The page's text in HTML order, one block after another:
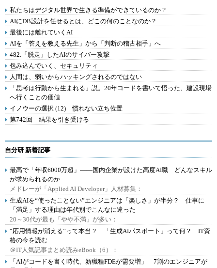
私たちはデジタル世界で生きる準備ができているのか？
AIにDB設計を任せるとは、どこの何のことなのか？
最後には離れていくAI
AIを「答えを教える先生」から「判断の稽古相手」へ
482.「脱走」したAIのサイバー攻撃
包み込んでいく、セキュリティ
人間は、弱いからハッキングされるのではない
「思考は行動から生まれる」説。20年コードを書いて悟った、建設現場
へ行くことの価値
イノウーの選択 (12) 慣れない立ち位置
第742回 結果を引き受ける
自分研 新着記事
最高で「年収6000万超」――国内企業が設けた高度AI職 どんなスキル
が求められるのか
メドレーが「Applied AI Developer」人材募集：
生成AIを“使ったことない”エンジニアは「楽しさ」が半分？ 仕事に
「満足」する理由は年代別でこんなに違った
20～30代が最も「やや不満」が多い：
“応用情報が消える”って本当？ 「生成AIパスポート」って何？ IT資
格の今を読む
＠IT人気記事まとめ読みeBook（6）：
「AIがコードを書く時代、新職種FDEが需要増」 7割のエンジニアが